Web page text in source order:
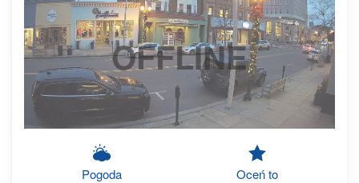
OFFLINE
Pogoda Oceń to